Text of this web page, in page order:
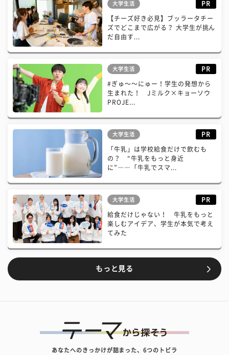
大学生活 PR
【チーズ好き必見】ブッラータチー
ズでどこまで広がる？ 大学生が挑ん
だ自由す...
大学生活 PR
#ぎゅ〜〜にゅー！学生の発想から
生まれた！ Jミルク×キョーソウ
PROJE...
大学生活 PR
「牛乳」は学校給食だけで飲むも
の？ “牛乳をもっと身近
に”――「牛乳でスマ...
大学生活 PR
給食だけじゃない！ 牛乳をもっと
楽しむアイデア、学生が本気で考え
てみた
もっと見る
あなたへのきっかけが詰まった、6つのトビラ